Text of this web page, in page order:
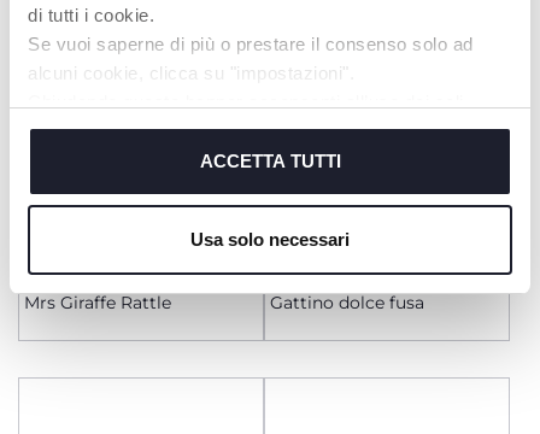
di tutti i cookie.
Se vuoi saperne di più o prestare il consenso solo ad
alcuni cookie, clicca su "impostazioni".
cookie tecnici, indispensabili per fruire del servizio
ACCETTA TUTTI
Usa solo necessari
Mrs Giraffe Rattle Gattino dolce fusa